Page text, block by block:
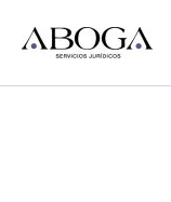
contenido